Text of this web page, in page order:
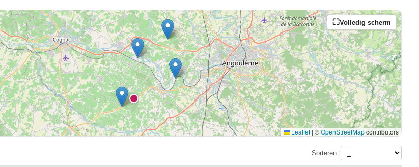
Volledig scherm
Leaflet | ©OpenStreetMapcontributors
Sorteren :